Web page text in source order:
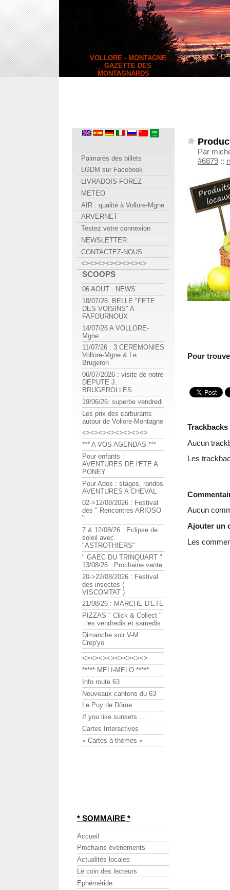
__ VOLLORE - MONTAGNE
__ GAZETTE DES
MONTAGNARDS
Par
#6879 ::
Pour
Trackbacks
Aucun
Les
Aucun
Ajouter un
Les
Palmarès des billets
LGDM sur Facebook
LIVRADOIS-FOREZ
METEO
AIR : qualité à Vollore-Mgne
ARVERNET
Testez votre connexion
NEWSLETTER
CONTACTEZ-NOUS
<><><><><><><><>
SCOOPS
06 AOUT : NEWS
18/07/26: BELLE "FETE
DES VOISINS" A
FAFOURNOUX
14/07/26 A VOLLORE-
Mgne
11/07/26 : 3 CEREMONIES
Vollore-Mgne & Le
Brugeron
06/07/2026 : visite de notre
DEPUTE J.
BRUGEROLLES
19/06/26: superbe vendredi
Les prix des carburants
autour de Vollore-Montagne
<><><><><><><><>
*** A VOS AGENDAS ***
Pour enfants :
AVENTURES DE l'ETE A
PONEY
Pour Ados : stages, randos
AVENTURES A CHEVAL
02->12/08/2026 : Festival
des " Rencontres ARIOSO
"
7 & 12/08/26 : Eclipse de
soleil avec
"ASTROTHIERS"
" GAEC DU TRINQUART "
13/08/26 : Prochaine vente
20->22/08/2026 : Festival
des insectes (
VISCOMTAT )
21/08/26 : MARCHE D'ETE
PIZZAS " Click & Collect "
: les vendredis et samedis
Dimanche soir V-M:
Crep'yo
<><><><><><><><>
***** MELI-MELO *****
Info route 63
Nouveaux cantons du 63
Le Puy de Dôme
If you like sunsets ...
Cartes Interactives
« Cartes à thèmes »
* SOMMAIRE *
Accueil
Prochains événements
Actualités locales
Le coin des lecteurs
Ephéméride